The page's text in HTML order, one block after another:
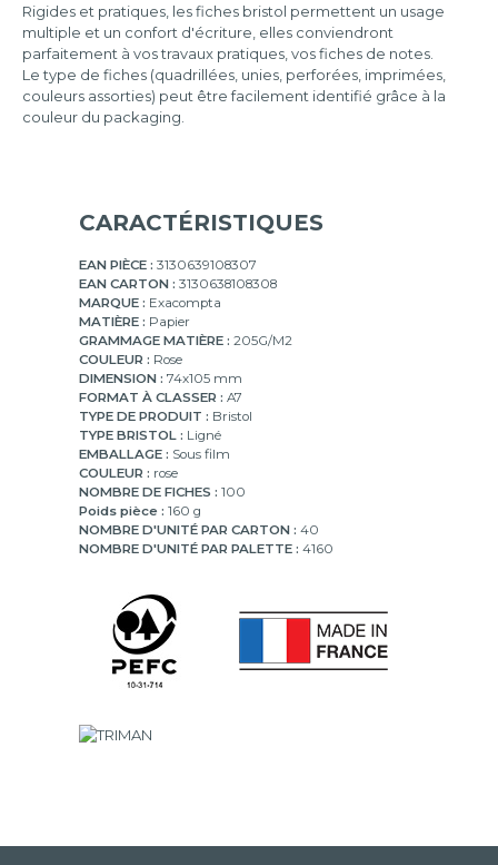
105x148
mm
125x200
mm
Rigides et pratiques, les fiches bristol permettent un usage
multiple et un confort d'écriture, elles conviendront
parfaitement à vos travaux pratiques, vos fiches de notes.
Le type de fiches (quadrillées, unies, perforées, imprimées,
couleurs assorties) peut être facilement identifié grâce à la
couleur du packaging.
CARACTÉRISTIQUES
EAN PIÈCE : 3130639108307
EAN CARTON : 3130638108308
MARQUE : Exacompta
MATIÈRE : Papier
GRAMMAGE MATIÈRE : 205G/M2
COULEUR : Rose
DIMENSION : 74x105 mm
FORMAT À CLASSER : A7
TYPE DE PRODUIT : Bristol
TYPE BRISTOL : Ligné
EMBALLAGE : Sous film
COULEUR : rose
NOMBRE DE FICHES : 100
Poids pièce : 160 g
NOMBRE D'UNITÉ PAR CARTON : 40
NOMBRE D'UNITÉ PAR PALETTE : 4160